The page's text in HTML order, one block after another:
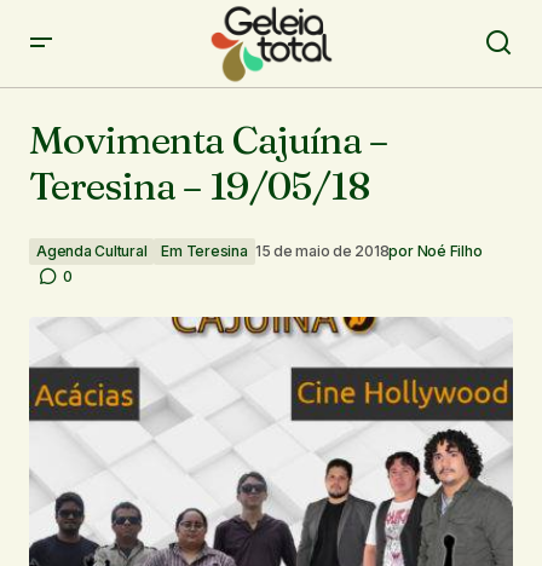
Movimenta Cajuína –
Teresina – 19/05/18
Agenda Cultural Em Teresina 15 de maio de 2018por Noé Filho
0